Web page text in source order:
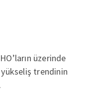
üzerinde
trendinin